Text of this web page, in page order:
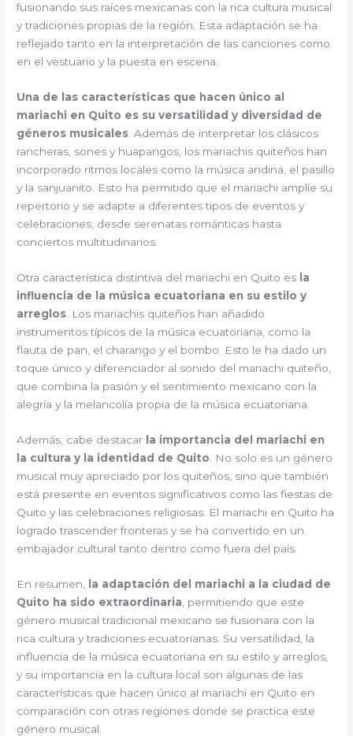
fusionando sus raíces mexicanas con la rica cultura musical
y tradiciones propias de la región. Esta adaptación se ha
reflejado tanto en la interpretación de las canciones como
en el vestuario y la puesta en escena.
Una de las características que hacen único al
mariachi en Quito es su versatilidad y diversidad de
géneros musicales . Además de interpretar los clásicos
rancheras, sones y huapangos, los mariachis quiteños han
incorporado ritmos locales como la música andina, el pasillo
y la sanjuanito. Esto ha permitido que el mariachi amplíe su
repertorio y se adapte a diferentes tipos de eventos y
celebraciones, desde serenatas románticas hasta
conciertos multitudinarios.
Otra característica distintiva del mariachi en Quito es la
influencia de la música ecuatoriana en su estilo y
arreglos . Los mariachis quiteños han añadido
instrumentos típicos de la música ecuatoriana, como la
flauta de pan, el charango y el bombo. Esto le ha dado un
toque único y diferenciador al sonido del mariachi quiteño,
que combina la pasión y el sentimiento mexicano con la
alegría y la melancolía propia de la música ecuatoriana.
Además, cabe destacar la importancia del mariachi en
la cultura y la identidad de Quito . No solo es un género
musical muy apreciado por los quiteños, sino que también
está presente en eventos significativos como las fiestas de
Quito y las celebraciones religiosas. El mariachi en Quito ha
logrado trascender fronteras y se ha convertido en un
embajador cultural tanto dentro como fuera del país.
En resumen,
la adaptación del mariachi a la ciudad de
Quito ha sido extraordinaria , permitiendo que este
género musical tradicional mexicano se fusionara con la
rica cultura y tradiciones ecuatorianas. Su versatilidad, la
influencia de la música ecuatoriana en su estilo y arreglos,
y su importancia en la cultura local son algunas de las
características que hacen único al mariachi en Quito en
comparación con otras regiones donde se practica este
género musical.